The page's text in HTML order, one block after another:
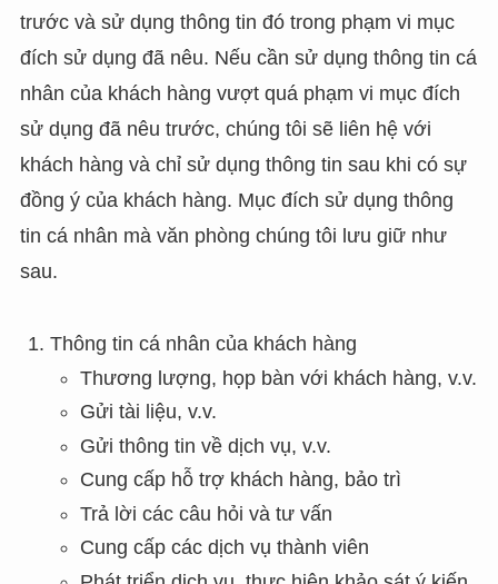
trước và sử dụng thông tin đó trong phạm vi mục
đích sử dụng đã nêu. Nếu cần sử dụng thông tin cá
nhân của khách hàng vượt quá phạm vi mục đích
sử dụng đã nêu trước, chúng tôi sẽ liên hệ với
khách hàng và chỉ sử dụng thông tin sau khi có sự
đồng ý của khách hàng. Mục đích sử dụng thông
tin cá nhân mà văn phòng chúng tôi lưu giữ như
sau.
Thông tin cá nhân của khách hàng
Thương lượng, họp bàn với khách hàng, v.v.
Gửi tài liệu, v.v.
Gửi thông tin về dịch vụ, v.v.
Cung cấp hỗ trợ khách hàng, bảo trì
Trả lời các câu hỏi và tư vấn
Cung cấp các dịch vụ thành viên